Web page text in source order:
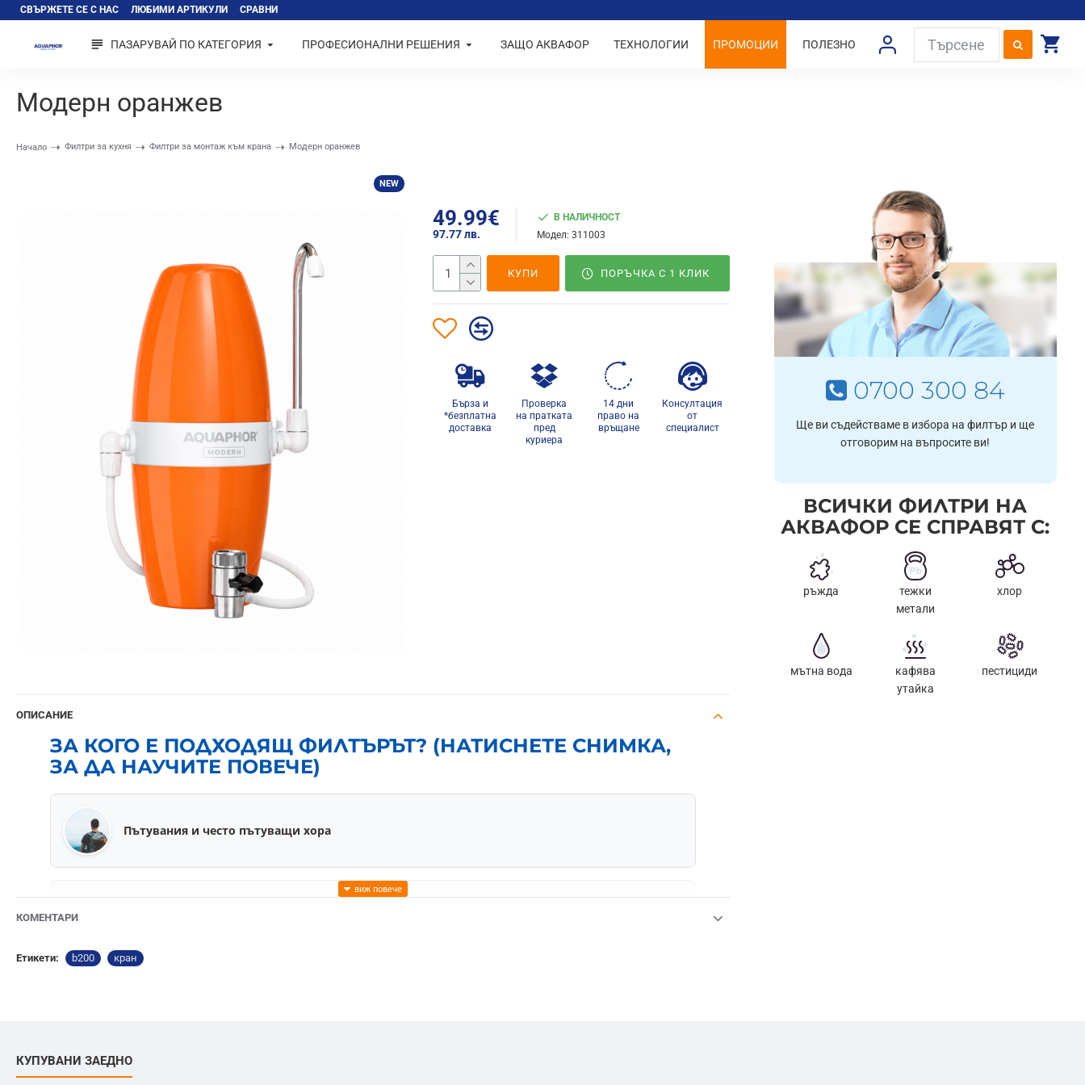
СВЪРЖЕТЕ СЕ С НАС ЛЮБИМИ АРТИКУЛИ СРАВНИ
ПАЗАРУВАЙ ПО КАТЕГОРИЯ ПРОФЕСИОНАЛНИ РЕШЕНИЯ ЗАЩО АКВАФОР ТЕХНОЛОГИИ ПРОМОЦИИ ПОЛЕЗНО
Начало Филтри за кухня Филтри за монтаж към крана Модерн оранжев
Модерн оранжев
NEW
49.99€
97.77 лв.
В НАЛИЧНОСТ
Модел: 311003
КУПИ ПОРЪЧКА С 1 КЛИК
Бърза и
*безплатна
доставка
Проверка
на пратката
пред
куриера
14 дни
право на
връщане
Консултация
от
специалист
ОПИСАНИЕ
ЗА КОГО Е ПОДХОДЯЩ ФИЛТЪРЪТ? (НАТИСНЕТЕ СНИМКА,
ЗА ДА НАУЧИТЕ ПОВЕЧЕ)
Пътувания и често пътуващи хора
КОМЕНТАРИ
Етикети: b200 кран
0700 300 84
Ще ви съдействаме в избора на филтър и ще
отговорим на въпросите ви!
ВСИЧКИ ФИЛТРИ НА
АКВАФОР СЕ СПРАВЯТ С:
ръжда
тежки
метали
хлор
мътна вода
кафява
утайка
пестициди
КУПУВАНИ ЗАЕДНО